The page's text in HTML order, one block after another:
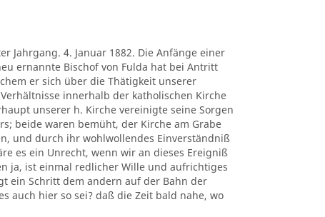
Jahrgang. 4. Januar 1882. Die Anfänge einer
ernannte Bischof von Fulda hat bei Antritt
er sich über die Thätigkeit unserer
innerhalb der katholischen Kirche
unserer h. Kirche vereinigte seine Sorgen
beide waren bemüht, der Kirche am Grabe
und durch ihr wohlwollendes Einverständniß
es ein Unrecht, wenn wir an dieses Ereigniß
ja, ist einmal redlicher Wille und aufrichtiges
ein Schritt dem andern auf der Bahn der
auch hier so sei? daß die Zeit bald nahe, wo